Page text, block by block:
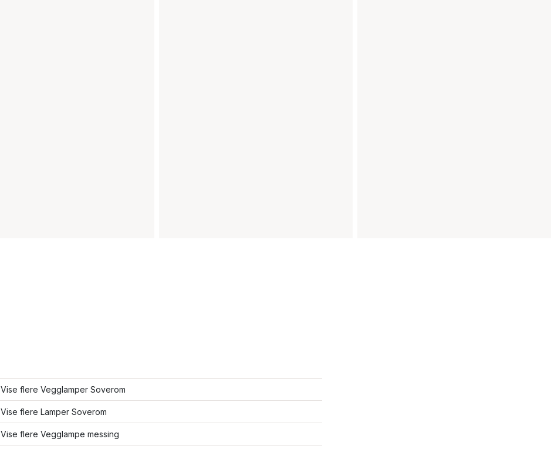
Vise flere Vegglamper Soverom
Vise flere Lamper Soverom
Vise flere Vegglampe messing